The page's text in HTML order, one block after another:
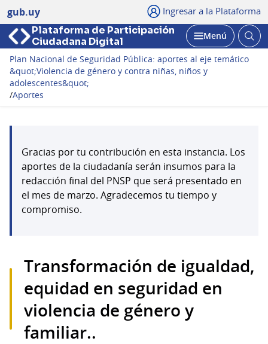
gub.uy Ingresar a la Plataforma
Plataforma de Participación
Ciudadana Digital
Abrir
Menú
Plan Nacional de Seguridad Pública: aportes al eje temático
&quot;Violencia de género y contra niñas, niños y
adolescentes&quot;
/Aportes
Gracias por tu contribución en esta instancia. Los
aportes de la ciudadanía serán insumos para la
redacción final del PNSP que será presentado en
el mes de marzo. Agradecemos tu tiempo y
compromiso.
Transformación de igualdad,
equidad en seguridad en
violencia de género y
familiar..